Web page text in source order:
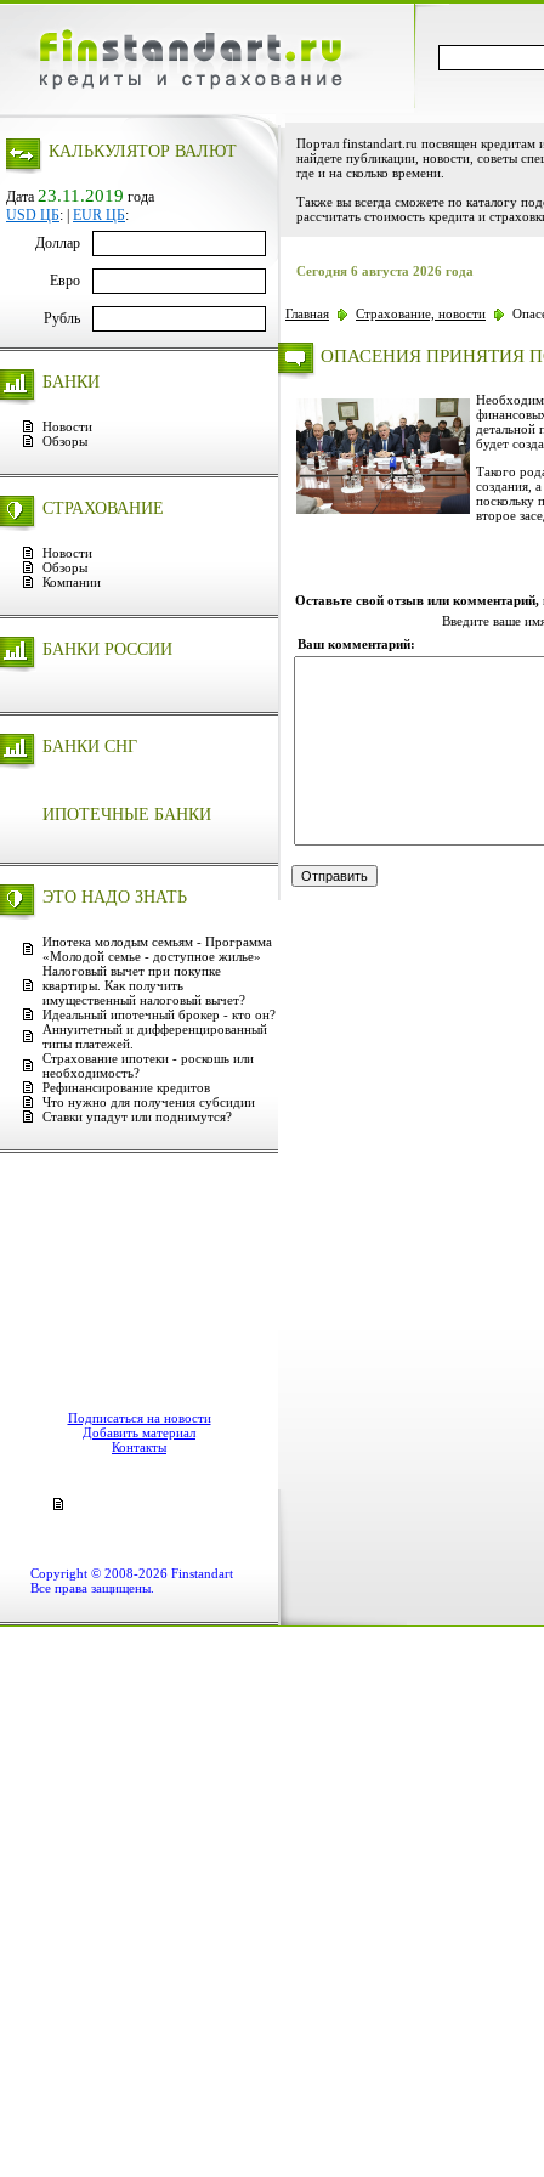
КАЛЬКУЛЯТОР ВАЛЮТ
Дата 23.11.2019 года
USD ЦБ: EUR ЦБ:
Доллар
Евро
Рубль
БАНКИ
Новости
Обзоры
СТРАХОВАНИЕ
Новости
Обзоры
Компании
БАНКИ РОССИИ
БАНКИ СНГ
ИПОТЕЧНЫЕ БАНКИ
ЭТО НАДО ЗНАТЬ
Ипотека молодым семьям - Программа
«Молодой семье - доступное жилье»
Налоговый вычет при покупке
квартиры. Как получить
имущественный налоговый вычет?
Идеальный ипотечный брокер - кто он?
Аннуитетный и дифференцированный
типы платежей.
Страхование ипотеки - роскошь или
необходимость?
Рефинансирование кредитов
Что нужно для получения субсидии
Ставки упадут или поднимутся?
Подписаться на новости
Добавить материал
Контакты
Copyright © 2008-2026 Finstandart
Все права защищены.
Портал finstandart.ru посвящен кредитам
найдете публикации, новости, советы
где и на сколько времени.
Также вы всегда сможете по каталогу
рассчитать стоимость кредита и
Сегодня 6 августа 2026 года
Главная Страхование, новости
ОПАСЕНИЯ ПРИНЯТИЯ
детальной
будет
Такого
создания,
поскольку
второе
Оставьте свой отзыв или комментарий,
Введите ваше
Ваш комментарий: